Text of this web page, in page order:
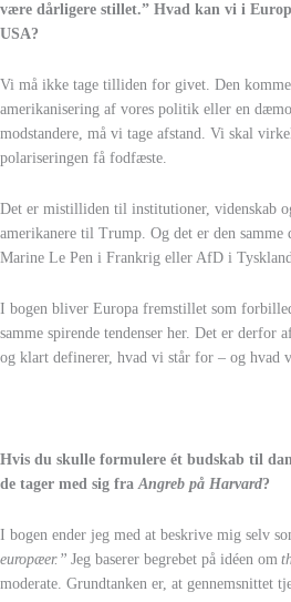
være dårligere stillet.” Hvad kan vi i
USA?
Vi må ikke tage tilliden for givet. Den
amerikanisering af vores politik eller en
modstandere, må vi tage afstand. Vi skal
polariseringen få fodfæste.
Det er mistilliden til institutioner, videnskab
amerikanere til Trump. Og det er den
Marine Le Pen i Frankrig eller AfD i
I bogen bliver Europa fremstillet som
samme spirende tendenser her. Det er derfor
og klart definerer, hvad vi står for – og hvad
Hvis du skulle formulere ét budskab til
de tager med sig fra Angreb på Harvard?
I bogen ender jeg med at beskrive mig selv
europæer.” Jeg baserer begrebet på idéen om
moderate. Grundtanken er, at gennemsnittet